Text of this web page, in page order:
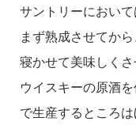
サントリーにおい
まず熟成させてか
寝かせて美味しくさ
ウイスキーの原酒
で生産するところ